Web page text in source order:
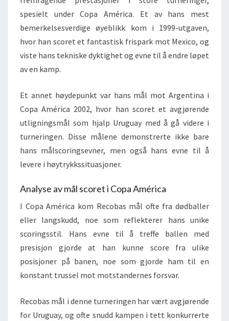
spesielt under Copa América. Et av hans mest
bemerkelsesverdige øyeblikk kom i 1999-utgaven,
hvor han scoret et fantastisk frispark mot Mexico, og
viste hans tekniske dyktighet og evne til å endre løpet
av en kamp.
Et annet høydepunkt var hans mål mot Argentina i
Copa América 2002, hvor han scoret et avgjørende
utligningsmål som hjalp Uruguay med å gå videre i
turneringen. Disse målene demonstrerte ikke bare
hans målscoringsevner, men også hans evne til å
levere i høytrykkssituasjoner.
Analyse av mål scoret i Copa América
I Copa América kom Recobas mål ofte fra dødballer
eller langskudd, noe som reflekterer hans unike
scoringsstil. Hans evne til å treffe ballen med
presisjon gjorde at han kunne score fra ulike
posisjoner på banen, noe som gjorde ham til en
konstant trussel mot motstandernes forsvar.
Recobas mål i denne turneringen har vært avgjørende
for Uruguay, og ofte snudd kampen i tett konkurrerte